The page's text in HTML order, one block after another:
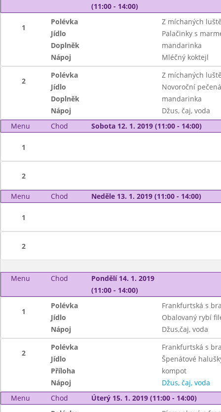
(11:00 - 14:00)
1
Polévka
Z míchaných
Jídlo
Palačinky s
Doplněk
mandarinka
Nápoj
Mléčný koktejl
2
Polévka
Z míchaných
Jídlo
Novoroční
Doplněk
mandarinka
Nápoj
Džus, čaj, voda
Menu
Chod Sobota 12. 1. 2019 (11:00 - 14:00)
1
2
Menu Chod Neděle 13. 1. 2019 (11:00 - 14:00)
1
2
Menu Chod
Pondělí 14. 1. 2019
(11:00 - 14:00)
1
Polévka
Frankfurtská s
Jídlo
Obalovaný rybí
Nápoj
Džus,čaj, voda
2
Polévka
Frankfurtská s
Jídlo
Špenátové
Příloha
kompot
Nápoj
Džus, čaj, voda
Menu
Chod Úterý 15. 1. 2019 (11:00 - 14:00)